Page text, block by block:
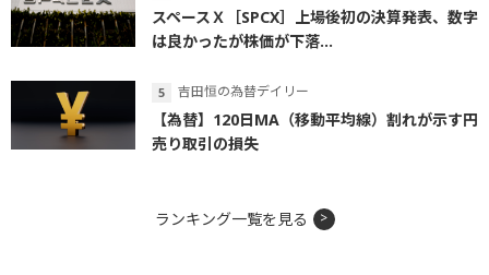
スペースＸ［SPCX］上場後初の決算発表、数字
は良かったが株価が下落...
吉田恒の為替デイリー
【為替】120日MA（移動平均線）割れが示す円
売り取引の損失
ランキング一覧を見る